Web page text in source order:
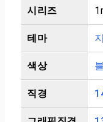
시리즈
테마
색상
직경